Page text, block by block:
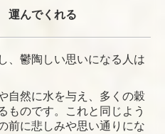
運んでくれる
、鬱陶しい思いになる人は
自然に水を与え、多くの穀
ものです。これと同じよう
前に悲しみや思い通りにな